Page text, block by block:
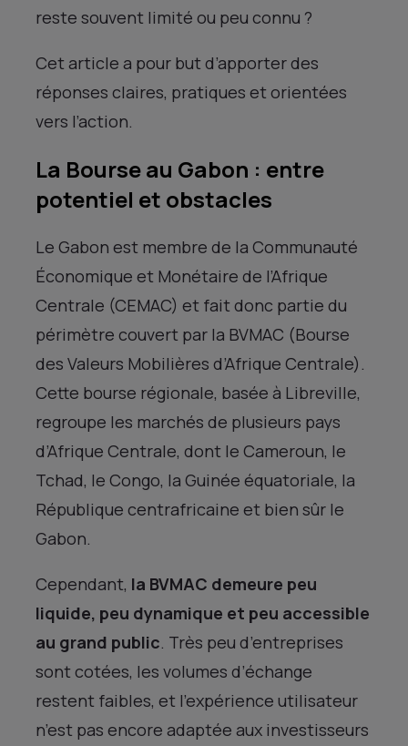
reste souvent limité ou peu connu ?
Cet article a pour but d’apporter des
réponses claires, pratiques et orientées
vers l’action.
La Bourse au Gabon : entre
potentiel et obstacles
Le Gabon est membre de la Communauté
Économique et Monétaire de l’Afrique
Centrale (CEMAC) et fait donc partie du
périmètre couvert par la BVMAC (Bourse
des Valeurs Mobilières d’Afrique Centrale).
Cette bourse régionale, basée à Libreville,
regroupe les marchés de plusieurs pays
d’Afrique Centrale, dont le Cameroun, le
Tchad, le Congo, la Guinée équatoriale, la
République centrafricaine et bien sûr le
Gabon.
Cependant, la BVMAC demeure peu
liquide, peu dynamique et peu accessible
au grand public. Très peu d’entreprises
sont cotées, les volumes d’échange
restent faibles, et l’expérience utilisateur
n’est pas encore adaptée aux investisseurs